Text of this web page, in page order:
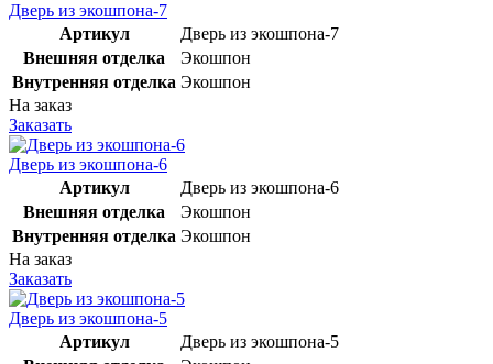
Дверь из экошпона-7
Артикул
Дверь из экошпона-7
Внешняя отделка
Экошпон
Внутренняя отделка Экошпон
На заказ
Заказать
Дверь из экошпона-6
Артикул
Дверь из экошпона-6
Внешняя отделка
Экошпон
Внутренняя отделка Экошпон
На заказ
Заказать
Дверь из экошпона-5
Артикул
Дверь из экошпона-5